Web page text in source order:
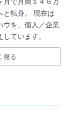
と転身。 現在は
ウを、個人／企業
ています。
見る